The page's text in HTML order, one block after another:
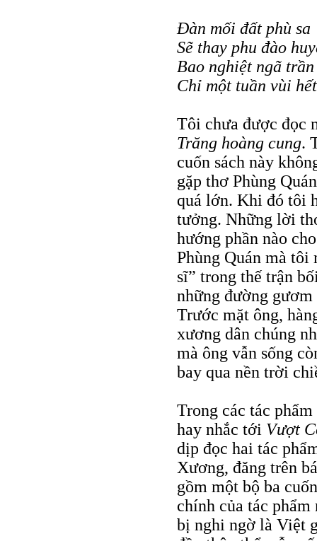
Đàn mối đất phù sa
Sẽ thay phu đào
Bao nghiệt ngã
Chỉ một tuần vùi
Tôi chưa được đọc
Trăng hoàng cung.
cuốn sách này
gặp thơ Phùng
quá lớn. Khi đó tôi
tưởng. Những lời
hướng phần nào
Phùng Quán mà tôi
sĩ” trong thế trận
những đường
Trước mặt ông,
xương dân chúng
mà ông vẫn sống
bay qua nền trời
Trong các tác
hay nhắc tới Vượt
dịp đọc hai tác
Xương, đăng trên
gồm một bộ ba
chính của tác
bị nghi ngờ là Việt